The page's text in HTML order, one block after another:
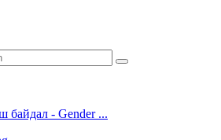
байдал - Gender ...